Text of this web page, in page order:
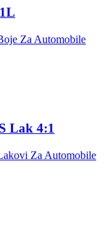
Za Automobile
Lak 4:1
Za Automobile